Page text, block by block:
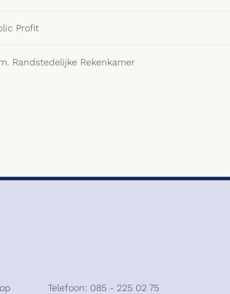
Profit
Randstedelijke Rekenkamer
Telefoon: 085 - 225 02 75